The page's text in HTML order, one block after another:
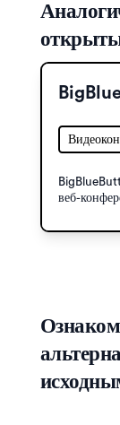
веб-